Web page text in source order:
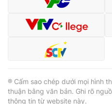
® Cấm sao chép dưới mọi hình
thuận bằng văn bản. Ghi rõ
thông tin từ website này.